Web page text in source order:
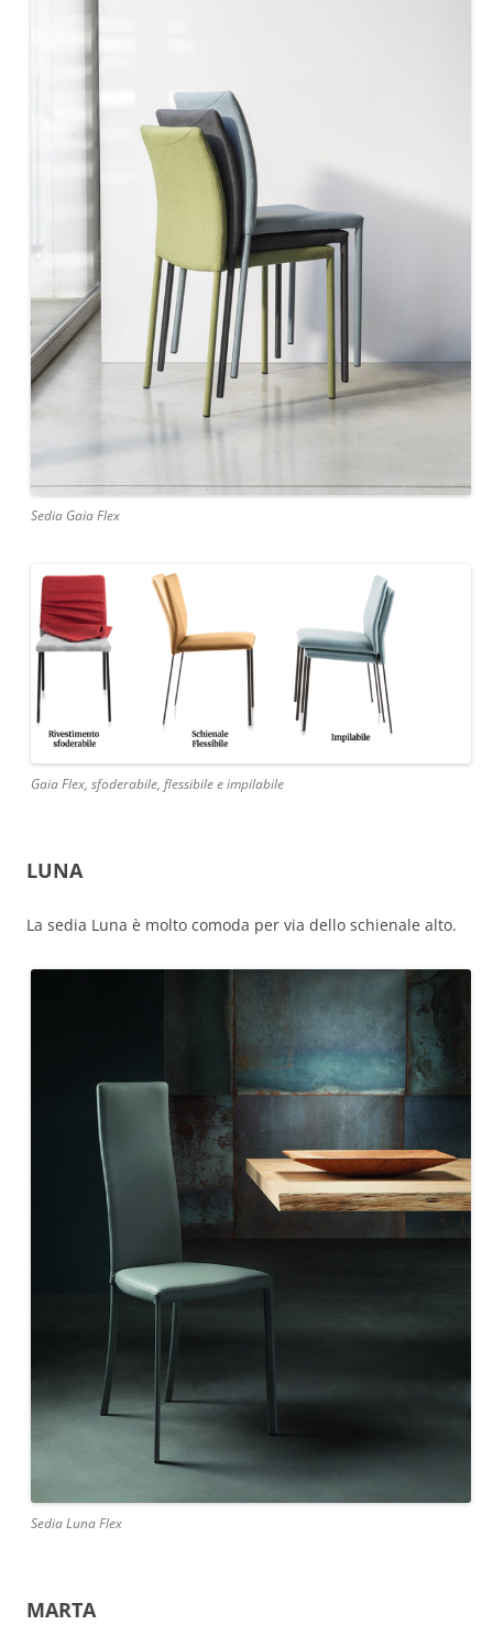
Sedia Gaia Flex
Gaia Flex, sfoderabile, flessibile e impilabile
LUNA
La sedia Luna è molto comoda per via dello schienale alto.
Sedia Luna Flex
MARTA